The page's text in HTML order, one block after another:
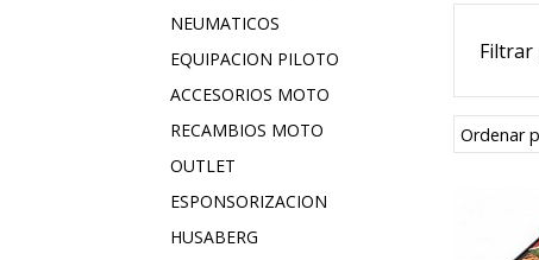
NEUMATICOS
EQUIPACION PILOTO
ACCESORIOS MOTO
RECAMBIOS MOTO
OUTLET
ESPONSORIZACION
HUSABERG
Filtrar
Ordenar